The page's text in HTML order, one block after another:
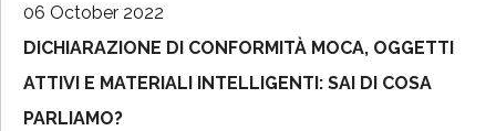
06 October 2022
DICHIARAZIONE DI CONFORMITÀ MOCA, OGGETTI
ATTIVI E MATERIALI INTELLIGENTI: SAI DI COSA
PARLIAMO?